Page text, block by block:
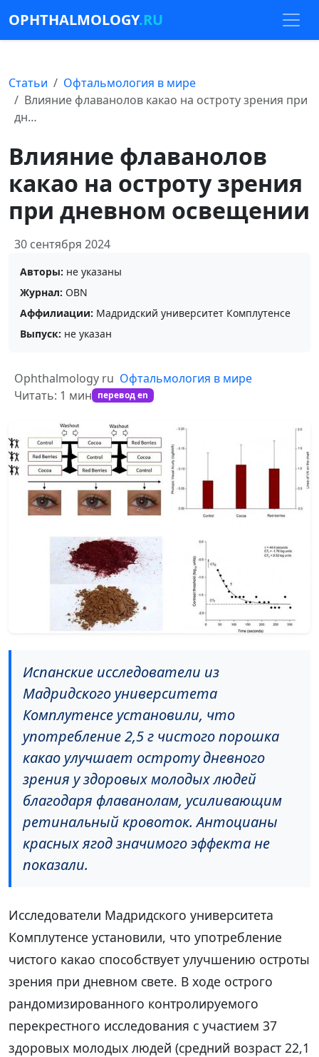
OPHTHALMOLOGY.RU
Статьи
Офтальмология в мире
Влияние флаванолов какао на остроту зрения при
дн…
Влияние флаванолов
какао на остроту зрения
при дневном освещении
30 сентября 2024
Авторы: не указаны
Журнал: OBN
Аффилиации: Мадридский университет Комплутенсе
Выпуск: не указан
Ophthalmology ru Офтальмология в мире
Читать: 1 мин перевод en
Испанские исследователи из
Мадридского университета
Комплутенсе установили, что
употребление 2,5 г чистого порошка
какао улучшает остроту дневного
зрения у здоровых молодых людей
благодаря флаванолам, усиливающим
ретинальный кровоток. Антоцианы
красных ягод значимого эффекта не
показали.
Исследователи Мадридского университета
Комплутенсе установили, что употребление
чистого какао способствует улучшению остроты
зрения при дневном свете. В ходе острого
рандомизированного контролируемого
перекрестного исследования с участием 37
здоровых молодых людей (средний возраст 22,1